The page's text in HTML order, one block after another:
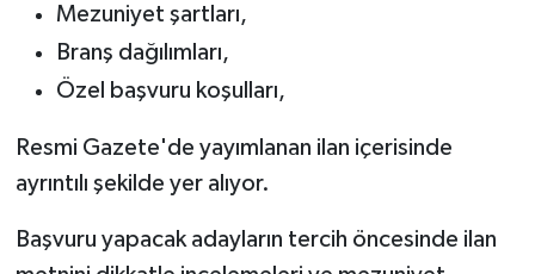
Mezuniyet şartları,
Branş dağılımları,
Özel başvuru koşulları,
Resmi Gazete'de yayımlanan ilan içerisinde
ayrıntılı şekilde yer alıyor.
Başvuru yapacak adayların tercih öncesinde ilan